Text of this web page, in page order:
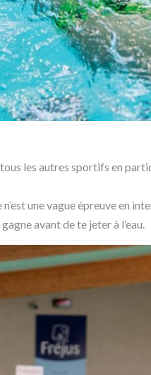
les autres sportifs en
une vague épreuve en
avant de te jeter à l’eau.